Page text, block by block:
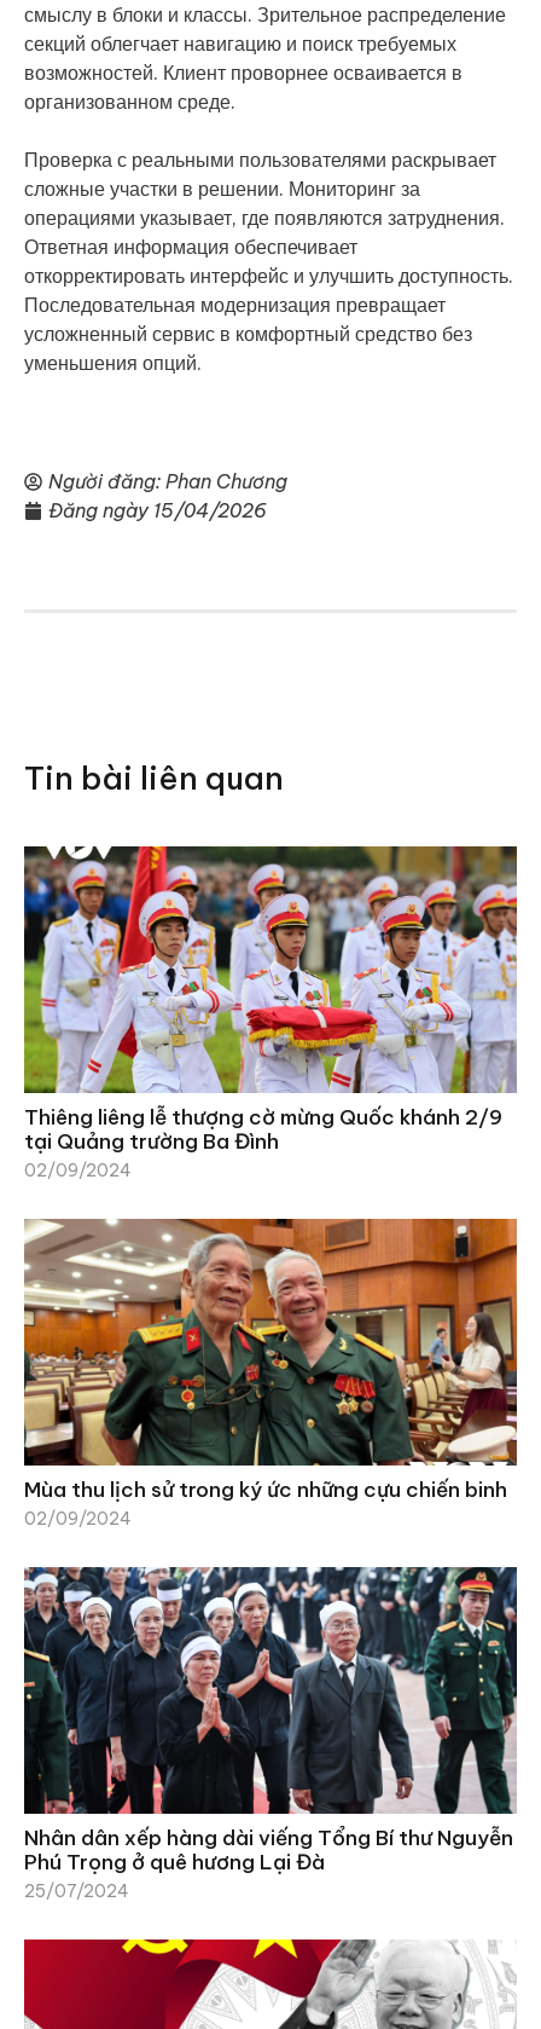
смыслу в блоки и классы. Зрительное распределение
секций облегчает навигацию и поиск требуемых
возможностей. Клиент проворнее осваивается в
организованном среде.
Проверка с реальными пользователями раскрывает
сложные участки в решении. Мониторинг за
операциями указывает, где появляются затруднения.
Ответная информация обеспечивает
откорректировать интерфейс и улучшить доступность.
Последовательная модернизация превращает
усложненный сервис в комфортный средство без
уменьшения опций.
Người đăng: Phan Chương
Đăng ngày 15/04/2026
Tin bài liên quan
Thiêng liêng lễ thượng cờ mừng Quốc khánh 2/9
tại Quảng trường Ba Đình
02/09/2024
Mùa thu lịch sử trong ký ức những cựu chiến binh
02/09/2024
Nhân dân xếp hàng dài viếng Tổng Bí thư Nguyễn
Phú Trọng ở quê hương Lại Đà
25/07/2024